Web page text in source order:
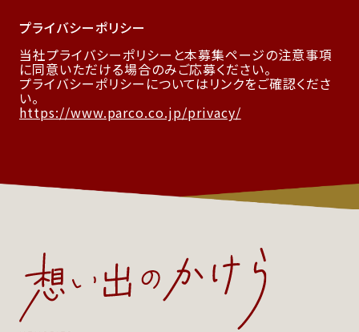
プライバシーポリシー
当社プライバシーポリシーと本募集ページの注意事項
に同意いただける場合のみご応募ください。
プライバシーポリシーについてはリンクをご確認くださ
い。
https://www.parco.co.jp/privacy/